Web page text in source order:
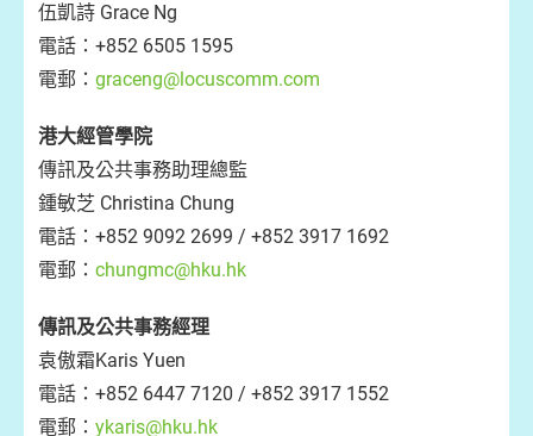
伍凱詩 Grace Ng
電話：+852 6505 1595
電郵： graceng@locuscomm.com
港大經管學院
傳訊及公共事務助理總監
鍾敏芝 Christina Chung
電話：+852 9092 2699 / +852 3917 1692
電郵： chungmc@hku.hk
傳訊及公共事務經理
袁傲霜Karis Yuen
電話：+852 6447 7120 / +852 3917 1552
電郵： ykaris@hku.hk